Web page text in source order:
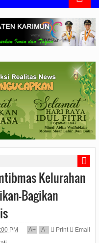
Kelurahan
Bagikan
PM A+ A- Print
Email